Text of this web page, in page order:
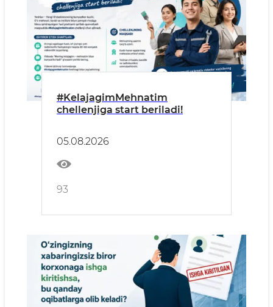
#KelajagimMehnatim
chellenjiga start beriladi!
05.08.2026
93